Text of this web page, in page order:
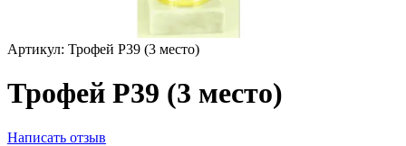
Артикул: Трофей P39 (3 место)
Трофей P39 (3 место)
Написать отзыв